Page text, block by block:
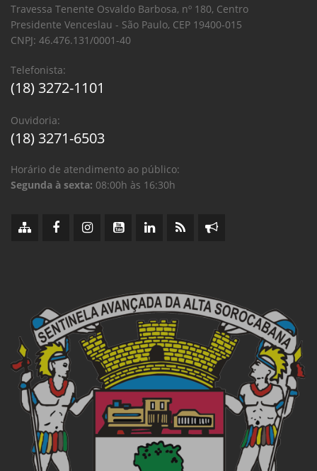
Travessa Tenente Osvaldo Barbosa, nº 180, Centro
Presidente Venceslau - São Paulo, CEP 19400-015
CNPJ: 46.476.131/0001-40
Telefonista:
(18) 3272-1101
Ouvidoria:
(18) 3271-6503
Horário de atendimento ao público:
Segunda à sexta: 08:00h às 16:30h